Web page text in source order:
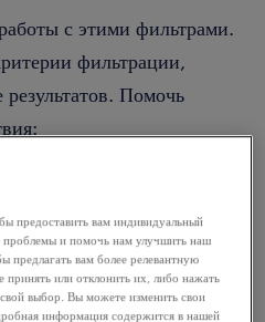
с этими фильтрами.
фильтрации,
Помочь
некоторые из
определенном месте?
расширения диапазона
предоставить вам индивидуальный
проблемы и помочь нам улучшить наш
предлагать вам более релевантную
или отклонить их, либо нажать
выбор. Вы можете изменить свои
информация содержится в нашей